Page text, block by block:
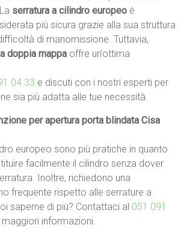
serratura a cilindro europeo è
più sicura grazie alla sua struttura
di manomissione. Tuttavia,
doppia mappa offre un’ottima
04 33 e discuti con i nostri esperti per
sia più adatta alle tue necessità.
per apertura porta blindata Cisa
europeo sono più pratiche in quanto
facilmente il cilindro senza dover
Inoltre, richiedono una
frequente rispetto alle serrature a
saperne di più? Contattaci al 051 091
informazioni.